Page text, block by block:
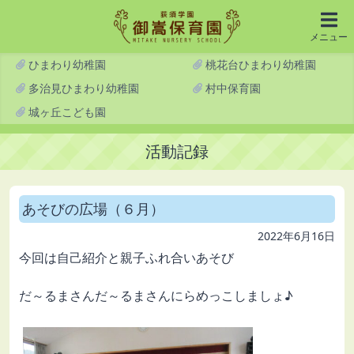
メニュー
ひまわり幼稚園
桃花台ひまわり幼稚園
多治見ひまわり幼稚園
村中保育園
城ヶ丘こども園
活動記録
あそびの広場（６月）
2022年6月16日
今回は自己紹介と親子ふれ合いあそび
だ～るまさんだ～るまさんにらめっこしましょ♪